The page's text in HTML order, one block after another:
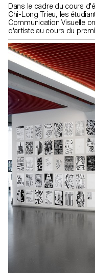
Dans le cadre du cours
Chi-Long Trieu, les
Communication Visuelle
d'artiste au cours du
distingue par son
objet éditorial qui intègre
dans le contexte actuel
été encouragés à
de création, que ce soit
de reliure, de mise en
typographie. Dans le
prendre forme à travers
que la photographie, la
dessin, la 3D, etc.
l'auteur.ice et sur les
Les étudiant.e.s
conservateur et
directeur artistique,
typographe, rédacteur en
cours met en avant le
le potentiel narratif d'une